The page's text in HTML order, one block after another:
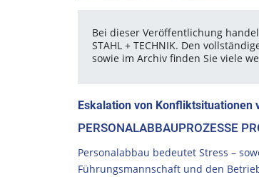
Bei dieser Veröffentlichung
STAHL + TECHNIK. Den
sowie im Archiv finden Sie viele
Eskalation von Konfliktsituationen
PERSONALABBAUPROZESSE
Personalabbau bedeutet Stress –
Führungsmannschaft und den